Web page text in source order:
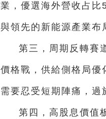
業，優選海外營收占比
與領先的新能源產業布
第三，周期反轉賽
價格戰，供給側格局優
需要忍受短期陣痛，過
第四，高股息價值